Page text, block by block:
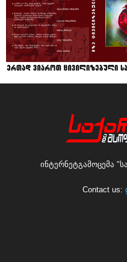
ინტერნეტგამოცემა
Contact us: